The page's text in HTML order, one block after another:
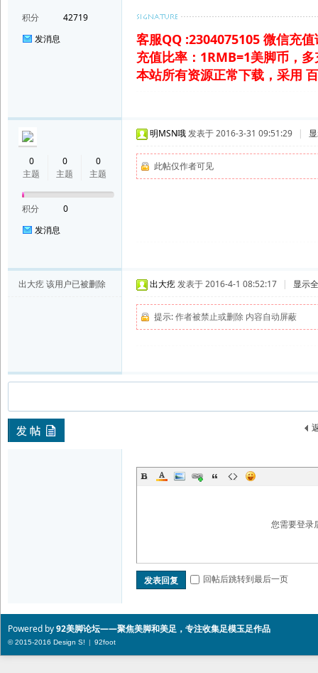
积分
42719
发消息
客服QQ :2304075105 微信充
充值比率：1RMB=1美脚币，
本站所有资源正常下载，采用
0
主题
0
主题
0
主题
积分
0
发消息
明MSN哦发表于 2016-3-31 09:51:29 |
此帖仅作者可见
出大疙 该用户已被删除 出大疙发表于 2016-4-1 08:52:17 | 显示
提示:作者被禁止或删除 内容自动屏蔽
您需要登录
发表回复 回帖后跳转到最后一页
Powered by92美脚论坛——聚焦美脚和美足，专注收集足模玉足作品
© 2015-2016 Design S! | 92foot